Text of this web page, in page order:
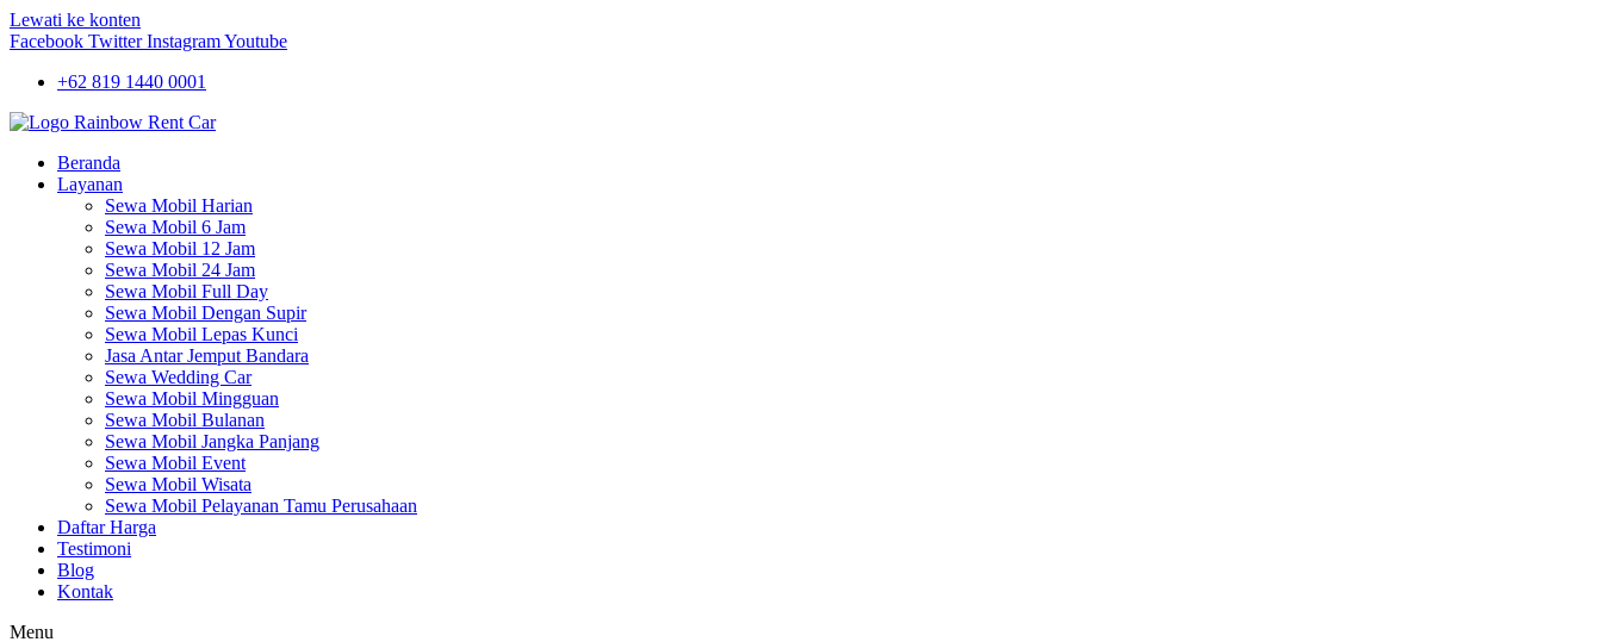
Lewati ke konten
Facebook Twitter InstagramYoutube
+62 819 1440 0001
Beranda
Layanan
Sewa Mobil Harian
Sewa Mobil 6 Jam
Sewa Mobil 12 Jam
Sewa Mobil 24 Jam
Sewa Mobil Full Day
Sewa Mobil Dengan Supir
Sewa Mobil Lepas Kunci
Jasa Antar Jemput Bandara
Sewa Wedding Car
Sewa Mobil Mingguan
Sewa Mobil Bulanan
Sewa Mobil Jangka Panjang
Sewa Mobil Event
Sewa Mobil Wisata
Sewa Mobil Pelayanan Tamu Perusahaan
Daftar Harga
Testimoni
Blog
Kontak
Menu